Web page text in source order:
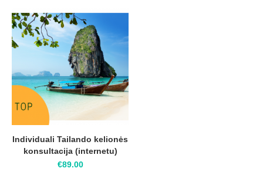
Individuali Tailando kelionės
konsultacija (internetu)
€89.00